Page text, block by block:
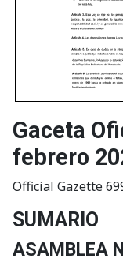
Gaceta
febrero
Official Gazette
SUMARIO
ASAMBLEA